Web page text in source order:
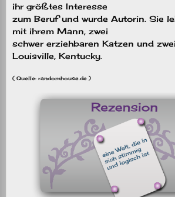
ihr größtes Interesse
zum Beruf und wurde Autorin. Sie
mit ihrem Mann, zwei
schwer erziehbaren Katzen und
Louisville, Kentucky.
( Quelle: randomhouse.de )